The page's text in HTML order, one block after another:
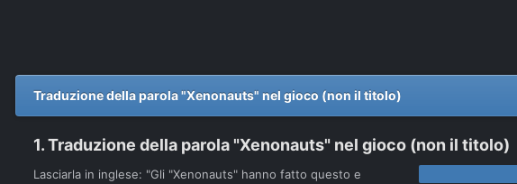
Traduzione della parola "Xenonauts" nel gioco (non il titolo)
1. Traduzione della parola "Xenonauts" nel gioco (non il titolo)
Lasciarla in inglese: "Gli "Xenonauts" hanno fatto questo e